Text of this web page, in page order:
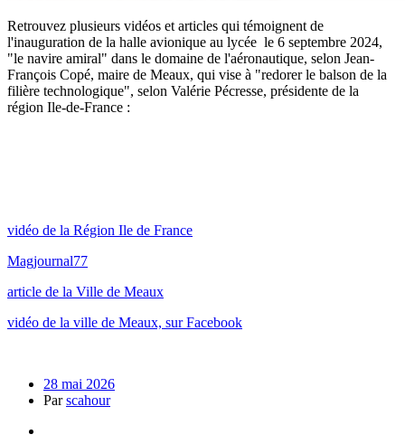
Retrouvez plusieurs vidéos et articles qui témoignent de
l'inauguration de la halle avionique au lycée le 6 septembre 2024,
"le navire amiral" dans le domaine de l'aéronautique, selon Jean-
François Copé, maire de Meaux, qui vise à "redorer le balson de la
filière technologique", selon Valérie Pécresse, présidente de la
région Ile-de-France :
vidéo de la Région Ile de France
Magjournal77
article de la Ville de Meaux
vidéo de la ville de Meaux, sur Facebook
28 mai 2026
Parscahour